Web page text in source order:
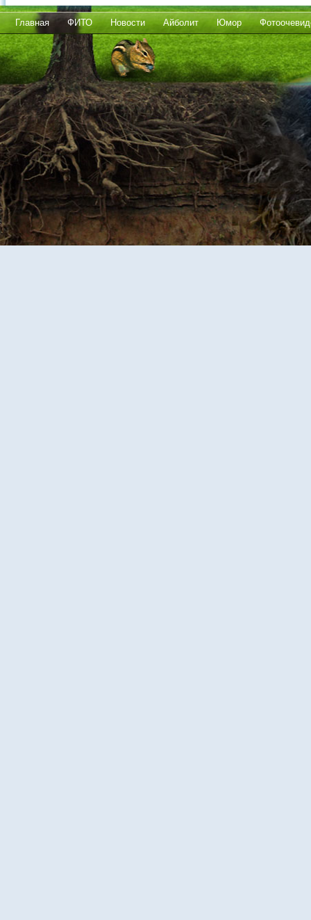
Главная ФИТО Новости Айболит Юмор